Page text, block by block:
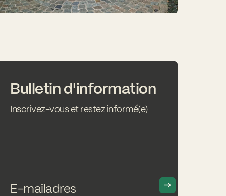
Bulletin d'information
Inscrivez-vous et restez informé(e)